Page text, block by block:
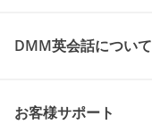
DMM英会話について
お客様サポート